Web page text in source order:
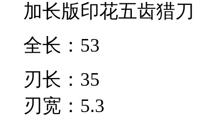
加长版印花五齿猎刀
全长：53
刃长：35
刃宽：5.3